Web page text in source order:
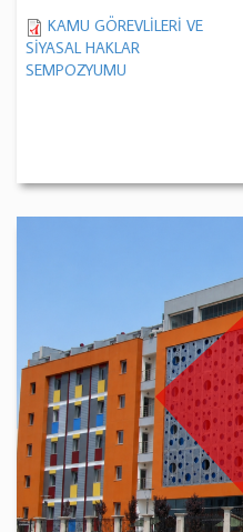
KAMU GÖREVLİLERİ VE
SİYASAL HAKLAR
SEMPOZYUMU